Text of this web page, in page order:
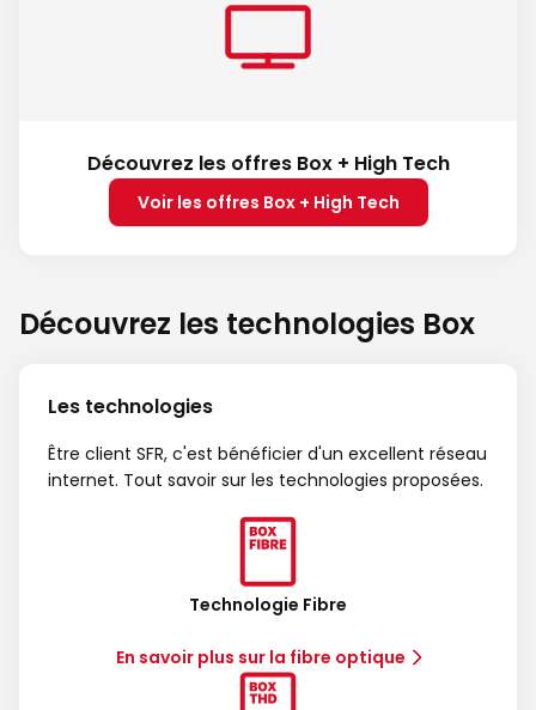
Découvrez les offres Box + High Tech
Voir les offres Box + High Tech
Découvrez les technologies Box
Les technologies
Être client SFR, c'est bénéficier d'un excellent réseau
internet. Tout savoir sur les technologies proposées.
Technologie Fibre
En savoir plus sur la fibre optique